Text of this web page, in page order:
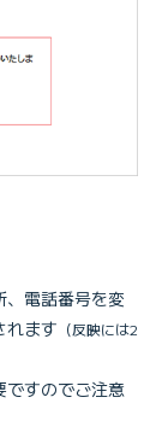
、電話番号を変
れます （反映には2
ですのでご注意